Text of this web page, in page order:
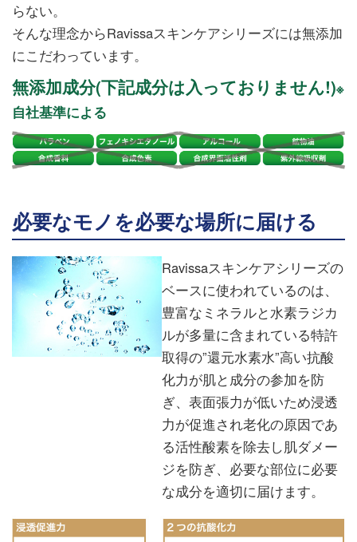
らない。
そんな理念からRavissaスキンケアシリーズには無添加
にこだわっています。
無添加成分(下記成分は入っておりません!)※
自社基準による
必要なモノを必要な場所に届ける
Ravissaスキンケアシリーズの
ベースに使われているのは、
豊富なミネラルと水素ラジカ
ルが多量に含まれている特許
取得の”還元水素水”高い抗酸
化力が肌と成分の参加を防
ぎ、表面張力が低いため浸透
力が促進され老化の原因であ
る活性酸素を除去し肌ダメー
ジを防ぎ、必要な部位に必要
な成分を適切に届けます。